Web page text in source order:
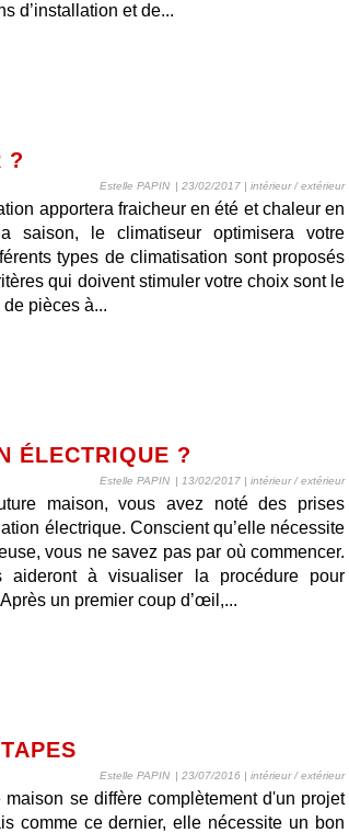
d’installation et de...
?
Estelle PAPIN | 23/02/2017 | intérieur / extérieur
apportera fraicheur en été et chaleur en
saison, le climatiseur optimisera votre
types de climatisation sont proposés
qui doivent stimuler votre choix sont le
pièces à...
ÉLECTRIQUE ?
Estelle PAPIN | 13/02/2017 | intérieur / extérieur
maison, vous avez noté des prises
électrique. Conscient qu’elle nécessite
vous ne savez pas par où commencer.
aideront à visualiser la procédure pour
un premier coup d’œil,...
Estelle PAPIN | 23/07/2016 | intérieur / extérieur
maison se diffère complètement d'un projet
comme ce dernier, elle nécessite un bon